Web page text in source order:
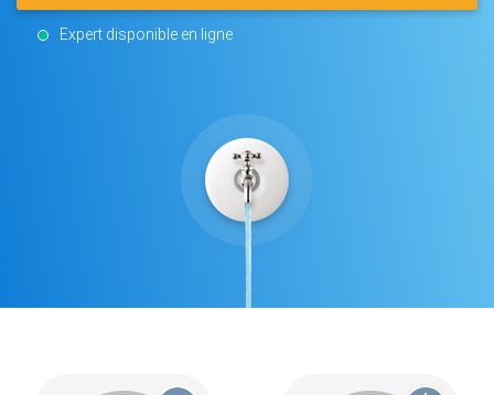
Expert disponible en ligne